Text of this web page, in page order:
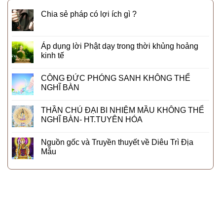
Chia sẻ pháp có lợi ích gì ?
Áp dụng lời Phật dạy trong thời khủng hoảng
kinh tế
CÔNG ĐỨC PHÓNG SANH KHÔNG THỂ
NGHĨ BÀN
THẦN CHÚ ĐẠI BI NHIỆM MẦU KHÔNG THỂ
NGHĨ BÀN- HT.TUYÊN HÓA
Nguồn gốc và Truyền thuyết về Diêu Trì Địa
Mẫu